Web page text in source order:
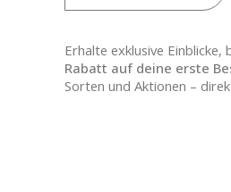
Erhalte exklusive
Rabatt auf deine erste
Sorten und Aktionen –